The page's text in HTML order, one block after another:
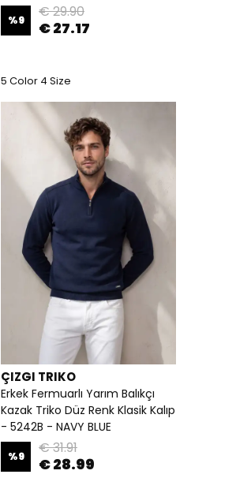
%9 € 29.90
€ 27.17
5 Color 4 Size
ÇIZGI TRIKO
Erkek Fermuarlı Yarım Balıkçı
Kazak Triko Düz Renk Klasik Kalıp
- 5242B - NAVY BLUE
%9 € 31.91
€ 28.99